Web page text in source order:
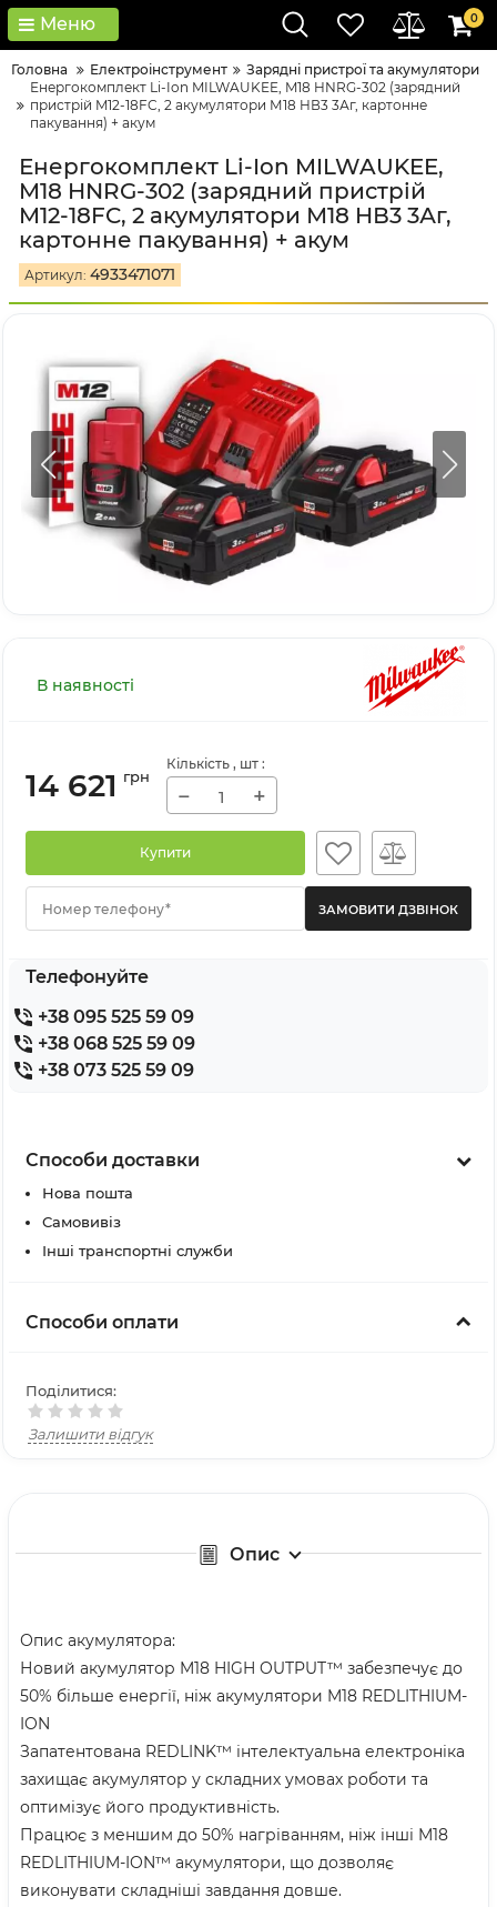
Меню 0
Головна Електроінструмент
Зарядні пристрої та акумулятори
Енергокомплект Li-Ion MILWAUKEE, M18 HNRG-302 (зарядний
пристрій M12-18FC, 2 акумулятори М18 HВ3 3Аг, картонне
пакування) + акум
Енергокомплект Li-Ion MILWAUKEE,
M18 HNRG-302 (зарядний пристрій
M12-18FC, 2 акумулятори М18 HВ3 3Аг,
картонне пакування) + акум
Артикул: 4933471071
В наявності
14 621 грн
Кількість , шт :
− +
Купити
Номер телефону*
Телефонуйте
+38 095 525 59 09
+38 068 525 59 09
+38 073 525 59 09
Способи доставки
Нова пошта
Самовивіз
Інші транспортні служби
Способи оплати
Поділитися:
Залишити відгук
Опис
Опис акумулятора:
Новий акумулятор M18 HIGH OUTPUT™ забезпечує до
50% більше енергії, ніж акумулятори M18 REDLITHIUM-
ION
Запатентована REDLINK™ інтелектуальна електроніка
захищає акумулятор у складних умовах роботи та
оптимізує його продуктивність.
Працює з меншим до 50% нагріванням, ніж інші M18
REDLITHIUM-ION™ акумулятори, що дозволяє
виконувати складніші завдання довше.